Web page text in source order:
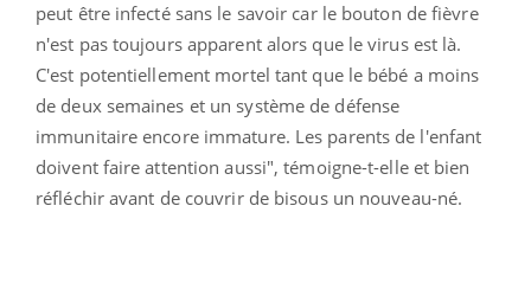
peut être infecté sans le savoir car le bouton de fièvre
n'est pas toujours apparent alors que le virus est là.
C'est potentiellement mortel tant que le bébé a moins
de deux semaines et un système de défense
immunitaire encore immature. Les parents de l'enfant
doivent faire attention aussi", témoigne-t-elle et bien
réfléchir avant de couvrir de bisous un nouveau-né.